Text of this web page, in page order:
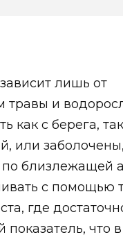
лишь от
травы и
с берега,
или
близлежащей
с помощью
где